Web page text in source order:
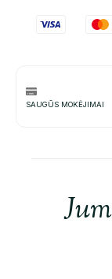
SAUGŪS MOKĖJIMAI